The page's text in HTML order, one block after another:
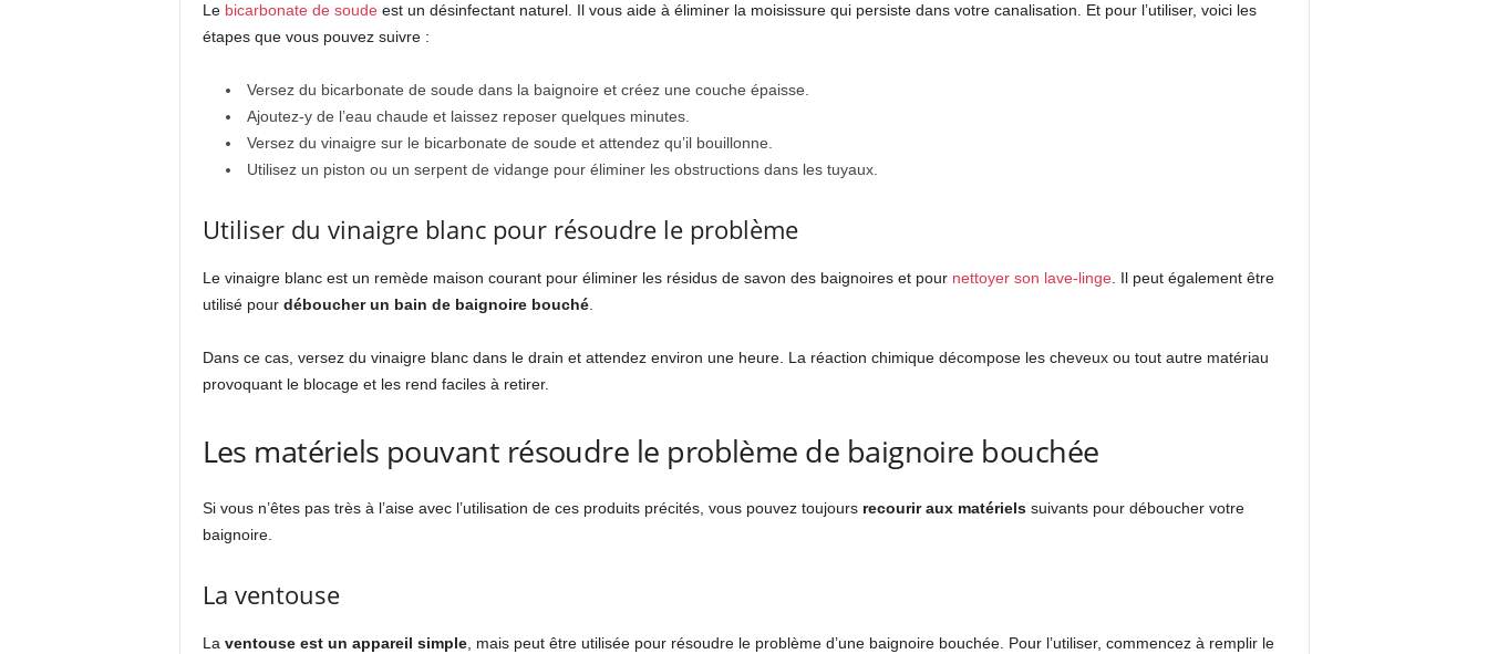
Le bicarbonate de soudeest un désinfectant naturel. Il vous aide à éliminer la moisissure qui persiste dans votre canalisation. Et pour l’utiliser, voici les
étapes que vous pouvez suivre :
Versez du bicarbonate de soude dans la baignoire et créez une couche épaisse.
Ajoutez-y de l’eau chaude et laissez reposer quelques minutes.
Versez du vinaigre sur le bicarbonate de soude et attendez qu’il bouillonne.
Utilisez un piston ou un serpent de vidange pour éliminer les obstructions dans les tuyaux.
Utiliser du vinaigre blanc pour résoudre le problème
Le vinaigre blanc est un remède maison courant pour éliminer les résidus de savon des baignoires et pour nettoyer son lave-linge. Il peut également être
utilisé pour déboucher un bain de baignoire bouché.
Dans ce cas, versez du vinaigre blanc dans le drain et attendez environ une heure. La réaction chimique décompose les cheveux ou tout autre matériau
provoquant le blocage et les rend faciles à retirer.
Les matériels pouvant résoudre le problème de baignoire bouchée
Si vous n’êtes pas très à l’aise avec l’utilisation de ces produits précités, vous pouvez toujours recourir aux matérielssuivants pour déboucher votre
baignoire.
La ventouse
La ventouse est un appareil simple, mais peut être utilisée pour résoudre le problème d’une baignoire bouchée. Pour l’utiliser, commencez à remplir le